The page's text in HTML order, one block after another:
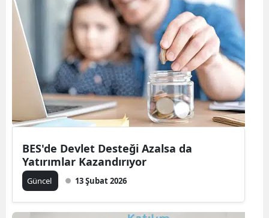
Balıkesir
Bilecik
Bingöl
Bitlis
Bolu
Çankırı
BES'de Devlet Desteği Azalsa da
Yatırımlar Kazandırıyor
Güncel 13 Şubat 2026